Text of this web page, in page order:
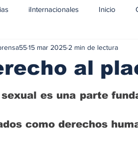
iInternacionales Inicio
Sexual Deportes Opinión
al
15 mar 2025 2 min de lectura
es una parte
como derechos